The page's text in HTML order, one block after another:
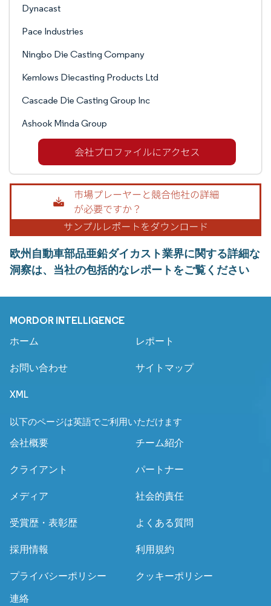
Dynacast
Pace Industries
Ningbo Die Casting Company
Kemlows Diecasting Products Ltd
Cascade Die Casting Group Inc
Ashook Minda Group
欧州自動車部品亜鉛ダイカスト業界に関する詳細な
洞察は、当社の包括的なレポートをご覧ください
MORDOR INTELLIGENCE
ホーム レポート
お問い合わせ サイトマップ
XML
以下のページは英語でご利用いただけます
会社概要 チーム紹介
クライアント パートナー
メディア 社会的責任
受賞歴・表彰歴 よくある質問
採用情報 利用規約
プライバシーポリシー クッキーポリシー
連絡